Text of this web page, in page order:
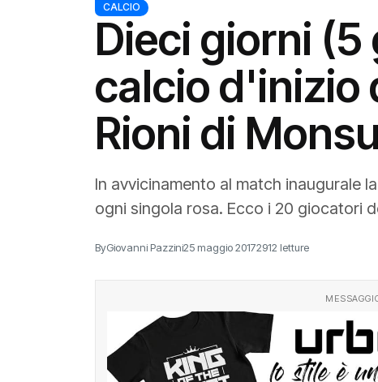
CALCIO
Dieci giorni (5
calcio d'inizio
Rioni di
In avvicinamento al match inaugurale
ogni singola rosa. Ecco i 20 giocatori
ByGiovanni Pazzini25 maggio 20172912 letture